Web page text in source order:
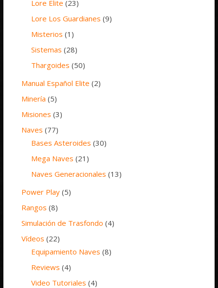
Lore Elite (23)
Lore Los Guardianes (9)
Misterios (1)
Sistemas (28)
Thargoides (50)
Manual Español Elite (2)
Minería (5)
Misiones (3)
Naves (77)
Bases Asteroides (30)
Mega Naves (21)
Naves Generacionales (13)
Power Play (5)
Rangos (8)
Simulación de Trasfondo (4)
Vídeos (22)
Equipamiento Naves (8)
Reviews (4)
Video Tutoriales (4)